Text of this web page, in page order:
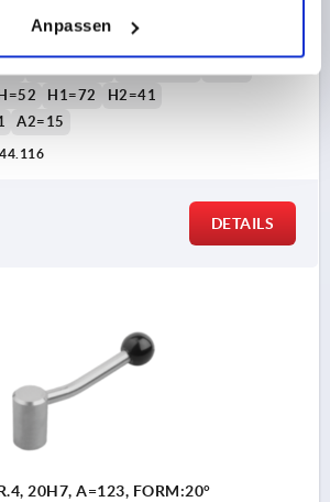
Anpassen
H1=72
H2=41
A2=15
DETAILS
20H7, A=123, FORM:20°